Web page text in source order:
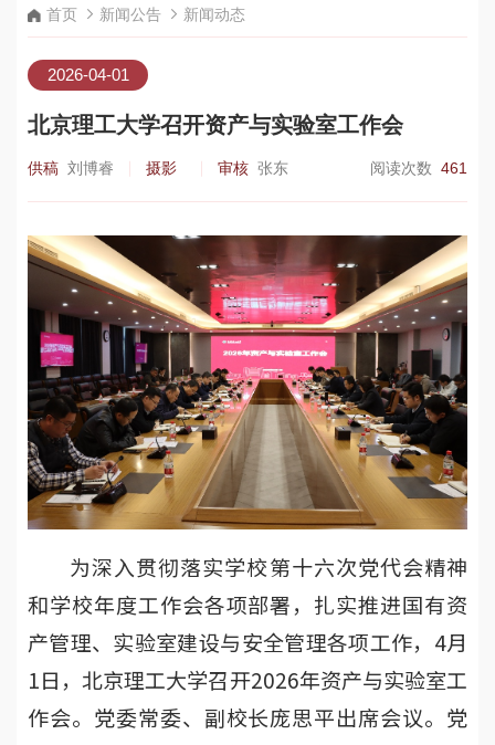
首页 新闻公告 新闻动态
2026-04-01
北京理工大学召开资产与实验室工作会
阅读次数 461
供稿 刘博睿 摄影 审核 张东
为深入贯彻落实学校第十六次党代会精神
和学校年度工作会各项部署，扎实推进国有资
产管理、实验室建设与安全管理各项工作，4月
1日，北京理工大学召开2026年资产与实验室工
作会。党委常委、副校长庞思平出席会议。党